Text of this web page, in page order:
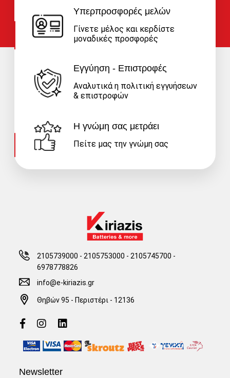
Υπερπροσφορές μελών
Γίνετε μέλος και κερδίστε
μοναδικές προσφορές
Εγγύηση - Επιστροφές
Αναλυτικά η πολιτική εγγυήσεων
& επιστροφών
Η γνώμη σας μετράει
Πείτε μας την γνώμη σας
2105739000 - 2105753000 - 2105745700 -
6978778826
info@e-kiriazis.gr
Θηβών 95 - Περιστέρι - 12136
Newsletter